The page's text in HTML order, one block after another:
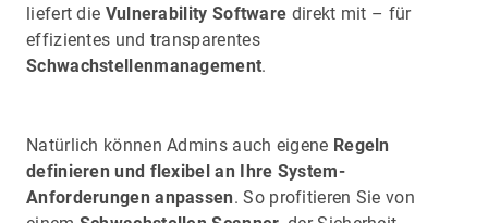
liefert die Vulnerability Software direkt mit – für
effizientes und transparentes
Schwachstellenmanagement.
Natürlich können Admins auch eigene Regeln
definieren und flexibel an Ihre System-
Anforderungen anpassen. So profitieren Sie von